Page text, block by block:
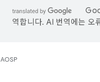
역합니다. AI 번역에는 오
AOSP